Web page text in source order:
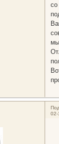
02-